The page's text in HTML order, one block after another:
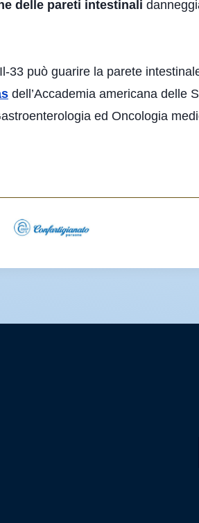
delle pareti intestinali
può guarire la parete
dell’Accademia americana delle
ed Oncologia